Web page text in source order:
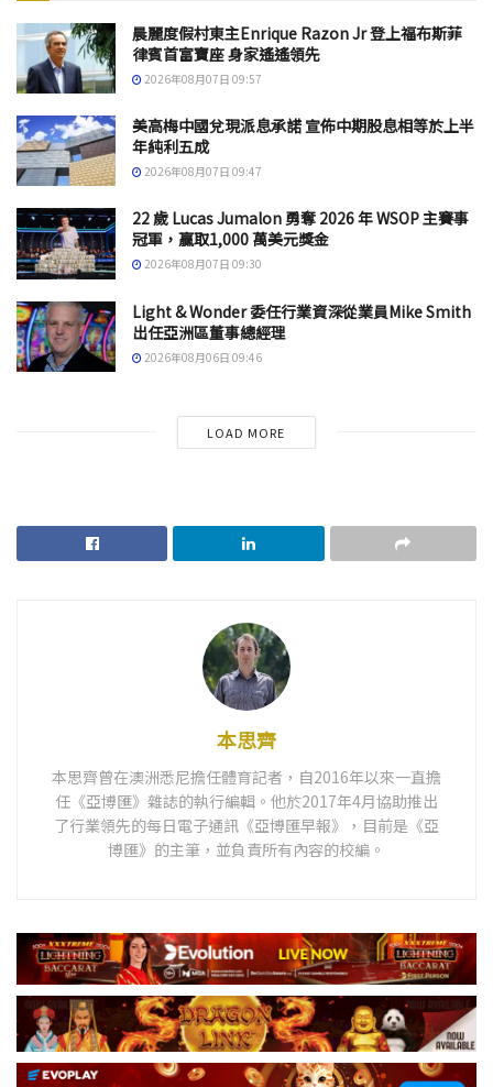
晨麗度假村東主Enrique Razon Jr 登上福布斯菲
律賓首富寶座 身家遙遙領先
2026年08月07日 09:57
美高梅中國兌現派息承諾 宣佈中期股息相等於上半
年純利五成
2026年08月07日 09:47
22 歲 Lucas Jumalon 勇奪 2026 年 WSOP 主賽事
冠軍，贏取1,000 萬美元獎金
2026年08月07日 09:30
Light & Wonder 委任行業資深從業員Mike Smith
出任亞洲區董事總經理
2026年08月06日 09:46
LOAD MORE
本思齊
本思齊曾在澳洲悉尼擔任體育記者，自2016年以來一直擔
任《亞博匯》雜誌的執行編輯。他於2017年4月協助推出
了行業領先的每日電子通訊《亞博匯早報》，目前是《亞
博匯》的主筆，並負責所有內容的校編。